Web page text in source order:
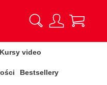
Kursy video
Bestsellery